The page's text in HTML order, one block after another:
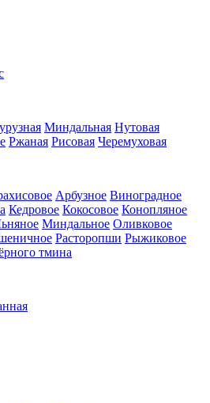
Миндальная Нутовая
Ржаная Рисовая Черемуховая
Арбузное Виноградное
Кедровое Кокосовое Конопляное
Миндальное Оливковое
Расторопши Рыжиковое
тмина